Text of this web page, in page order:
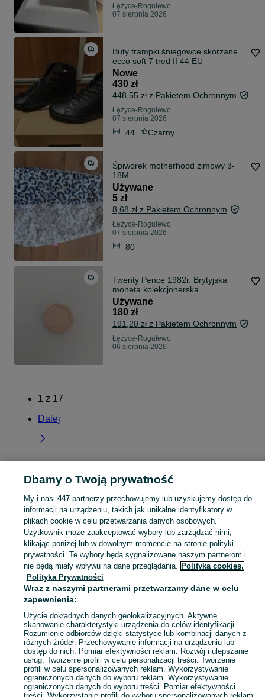
Łężyce-Rogulewo
07 sierpnia 2026
Buty trampki śniegowce skórzane
ecco soft 7 tred II 44 EU
Nowe
430 zł
448,55 zł z Pakietem Ochronnym
Łężyce-Rogulewo
07 sierpnia 2026
44 Czarny
Śpiworek motherhood zimowy 3-
18M
Używane
5 zł
8,68 zł z Pakietem Ochronnym
Łężyce-Rogulewo
07 sierpnia 2026
80
Twenty Pence 1982r. Brytyjska
moneta kolekcjonerska
Używane
180 zł
191,20 zł z Pakietem Ochronnym
Łężyce-Rogulewo
06 sierpnia 2026
1 z 17
Dalej
Strona główna Pomorskie Łężyce-Rogulewo
KATEGORIA
Skorzystaj z największego serwisu ogłoszeniowego - Łężyce-Rogulewo i okolice! Kupuj to, czego pragniesz i sprzedawaj to, czego już nie potrzebujesz! Zobacz
Mapa kategorii
Mapa miejscowości
Mapa ministron
Popularne wyszukiwania
Dbamy o Twoją prywatność
My i nasi 447partnerzy przechowujemy lub uzyskujemy dostęp do
informacji na urządzeniu, takich jak unikalne identyfikatory w
plikach cookie w celu przetwarzania danych osobowych.
Użytkownik może zaakceptować wybory lub zarządzać nimi,
klikając poniżej lub w dowolnym momencie na stronie polityki
prywatności. Te wybory będą sygnalizowane naszym partnerom i
nie będą miały wpływu na dane przeglądania. Polityka cookies,
Polityka Prywatności
Wraz z naszymi partnerami przetwarzamy dane w celu
zapewnienia:
Użycie dokładnych danych geolokalizacyjnych. Aktywne
skanowanie charakterystyki urządzenia do celów identyfikacji.
Rozumienie odbiorców dzięki statystyce lub kombinacji danych z
różnych źródeł. Przechowywanie informacji na urządzeniu lub
dostęp do nich. Pomiar efektywności reklam. Rozwój i ulepszanie
usług. Tworzenie profili w celu personalizacji treści. Tworzenie
profili w celu spersonalizowanych reklam. Wykorzystywanie
ograniczonych danych do wyboru reklam. Wykorzystywanie
ograniczonych danych do wyboru treści. Pomiar efektywności